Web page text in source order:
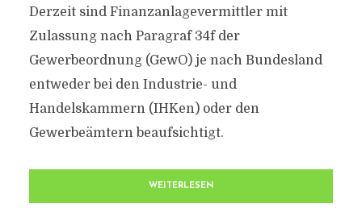
Derzeit sind Finanzanlagevermittler mit
Zulassung nach Paragraf 34f der
Gewerbeordnung (GewO) je nach Bundesland
entweder bei den Industrie- und
Handelskammern (IHKen) oder den
Gewerbeämtern beaufsichtigt.
WEITERLESEN